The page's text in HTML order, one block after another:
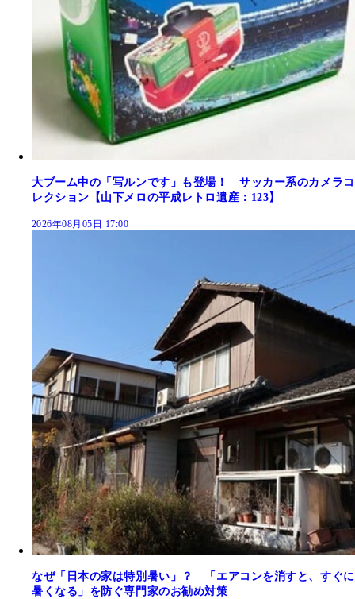
大ブーム中の「写ルンです」も登場！ サッカー系のカメラコ
レクション【山下メロの平成レトロ遺産：123】
2026年08月05日 17:00
なぜ「日本の家は特別暑い」？ 「エアコンを消すと、すぐに
暑くなる」を防ぐ専門家のお勧め対策